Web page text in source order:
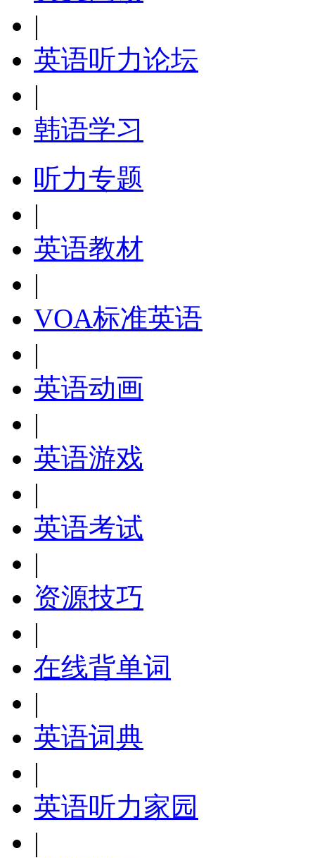
|
英语听力论坛
|
韩语学习
听力专题
|
英语教材
|
VOA标准英语
|
英语动画
|
英语游戏
|
英语考试
|
资源技巧
|
在线背单词
|
英语词典
|
英语听力家园
|